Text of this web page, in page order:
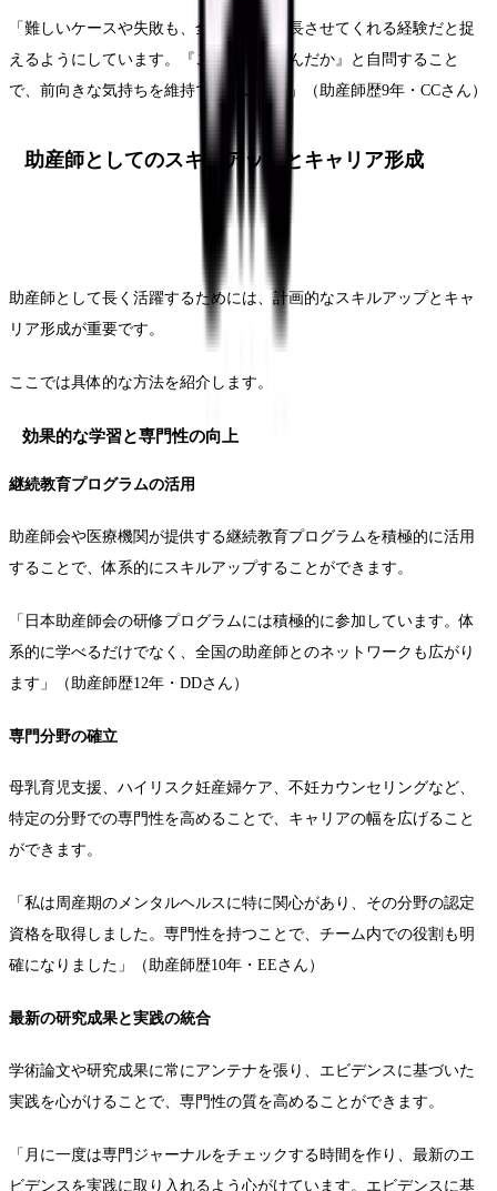
「難しいケースや失敗も、全て自分を成長させてくれる経験だと捉
えるようにしています。『これで何を学んだか』と自問すること
で、前向きな気持ちを維持できています」（助産師歴9年・CCさん）
助産師としてのスキルアップとキャリア形成
助産師として長く活躍するためには、計画的なスキルアップとキャ
リア形成が重要です。
ここでは具体的な方法を紹介します。
効果的な学習と専門性の向上
継続教育プログラムの活用
助産師会や医療機関が提供する継続教育プログラムを積極的に活用
することで、体系的にスキルアップすることができます。
「日本助産師会の研修プログラムには積極的に参加しています。体
系的に学べるだけでなく、全国の助産師とのネットワークも広がり
ます」（助産師歴12年・DDさん）
専門分野の確立
母乳育児支援、ハイリスク妊産婦ケア、不妊カウンセリングなど、
特定の分野での専門性を高めることで、キャリアの幅を広げること
ができます。
「私は周産期のメンタルヘルスに特に関心があり、その分野の認定
資格を取得しました。専門性を持つことで、チーム内での役割も明
確になりました」（助産師歴10年・EEさん）
最新の研究成果と実践の統合
学術論文や研究成果に常にアンテナを張り、エビデンスに基づいた
実践を心がけることで、専門性の質を高めることができます。
「月に一度は専門ジャーナルをチェックする時間を作り、最新のエ
ビデンスを実践に取り入れるよう心がけています。エビデンスに基